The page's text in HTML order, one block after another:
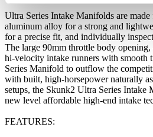
Ultra Series Intake Manifolds are
aluminum alloy for a strong and
for a precise fit, and individually
The large 90mm throttle body
hi-velocity intake runners with smooth
Series Manifold to outflow the
with built, high-horsepower naturally
setups, the Skunk2 Ultra Series Intake
new level affordable high-end intake
FEATURES: